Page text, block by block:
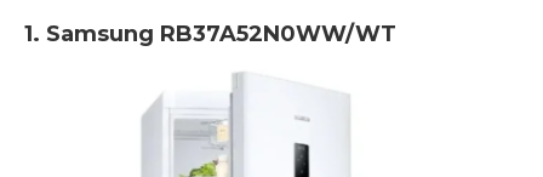
1. Samsung RB37A52N0WW/WT